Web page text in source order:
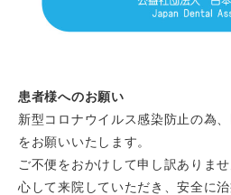
患者様へのお願い
新型コロナウイルス感染防止の為
をお願いいたします。
ご不便をおかけして申し訳ありま
心して来院していただき、安全に